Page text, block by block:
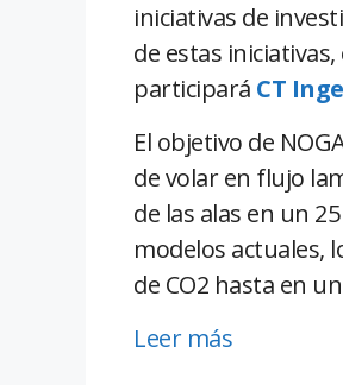
iniciativas de
de estas
participará CT
El objetivo de
de volar en flujo
de las alas en un
modelos actuales,
de CO2 hasta en
Leer más